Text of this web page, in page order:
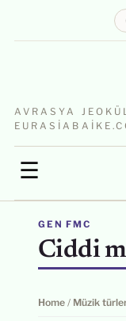
AVRASYA
☰
GEN FMC
Ciddi
Home/ Müzik